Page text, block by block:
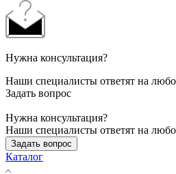
Нужна консультация?
Наши специалисты ответят на
Задать вопрос
Нужна консультация?
Наши специалисты ответят на
Задать вопрос
Каталог